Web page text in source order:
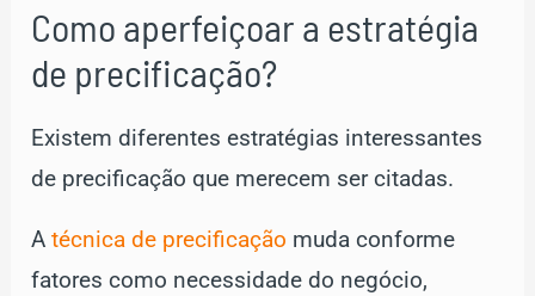
Como aperfeiçoar a estratégia
de precificação?
Existem diferentes estratégias interessantes
de precificação que merecem ser citadas.
Atécnica de precificação muda conforme
fatores como necessidade do negócio,